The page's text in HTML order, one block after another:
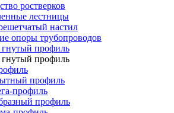
ростверков
лестницы
настил
опоры трубопроводов
профиль
профиль
профиль
профиль
профиль